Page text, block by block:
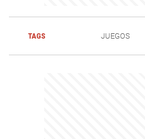
TAGS JUEGOS